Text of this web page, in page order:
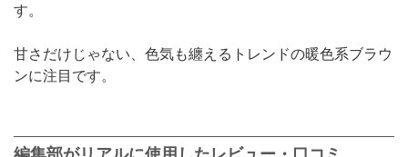
す。
甘さだけじゃない、色気も纏えるトレンドの暖色系ブラウ
ンに注目です。